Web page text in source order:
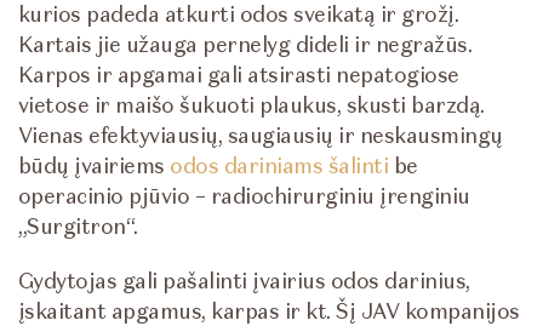
kurios padeda atkurti odos sveikatą ir grožį.
Kartais jie užauga pernelyg dideli ir negražūs.
Karpos ir apgamai gali atsirasti nepatogiose
vietose ir maišo šukuoti plaukus, skusti barzdą.
Vienas efektyviausių, saugiausių ir neskausmingų
būdų įvairiems odos dariniams šalinti be
operacinio pjūvio – radiochirurginiu įrenginiu
„Surgitron“.
Gydytojas gali pašalinti įvairius odos darinius,
įskaitant apgamus, karpas ir kt. Šį JAV kompanijos